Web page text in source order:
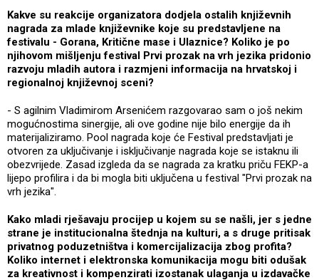
Kakve su reakcije organizatora dodjela ostalih književnih
nagrada za mlade književnike koje su predstavljene na
festivalu - Gorana, Kritične mase i Ulaznice? Koliko je po
njihovom mišljenju festival Prvi prozak na vrh jezika pridonio
razvoju mladih autora i razmjeni informacija na hrvatskoj i
regionalnoj književnoj sceni?
- S agilnim Vladimirom Arsenićem razgovarao sam o još nekim
mogućnostima sinergije, ali ove godine nije bilo energije da ih
materijaliziramo. Pool nagrada koje će Festival predstavljati je
otvoren za uključivanje i isključivanje nagrada koje se istaknu ili
obezvrijede. Zasad izgleda da se nagrada za kratku priču FEKP-a
lijepo profilira i da bi mogla biti uključena u festival "Prvi prozak na
vrh jezika".
Kako mladi rješavaju procijep u kojem su se našli, jer s jedne
strane je institucionalna štednja na kulturi, a s druge pritisak
privatnog poduzetništva i komercijalizacija zbog profita?
Koliko internet i elektronska komunikacija mogu biti odušak
za kreativnost i kompenzirati izostanak ulaganja u izdavačke